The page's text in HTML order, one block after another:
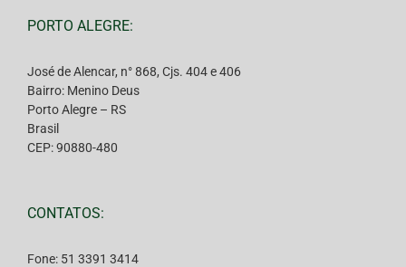
PORTO ALEGRE:
José de Alencar, n° 868, Cjs. 404 e 406
Bairro: Menino Deus
Porto Alegre – RS
Brasil
CEP: 90880-480
CONTATOS:
Fone: 51 3391 3414